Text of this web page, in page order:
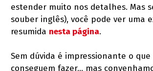
estender muito nos detalhes. Mas
souber inglês), você pode ver uma
resumida nesta página.
Sem dúvida é impressionante o que
conseguem fazer… mas